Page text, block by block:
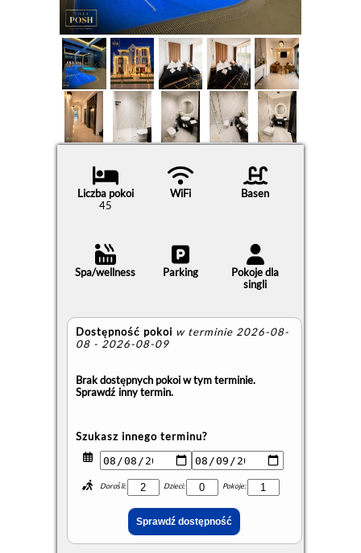
Liczba pokoi
45
WiFi Basen
Spa/wellness Parking
Pokoje dla
singli
Dostępność pokoi w terminie 2026-08-
08 - 2026-08-09
Brak dostępnych pokoi w tym terminie.
Sprawdź inny termin.
Szukasz innego terminu?
Dorośli: Dzieci: Pokoje: